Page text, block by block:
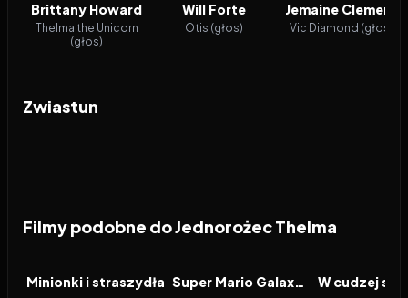
Brittany Howard
Thelma the Unicorn
(głos)
Will Forte
Otis (głos)
Jemaine Clement
Vic Diamond (głos)
Zwiastun
Filmy podobne do Jednorożec Thelma
FILM
Minionki i straszydła FILM Super Mario Galaxy Film FILM
W cudzej